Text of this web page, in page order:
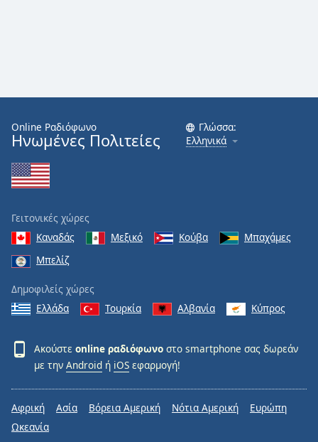
Online Ραδιόφωνο
Ηνωμένες Πολιτείες
Γλώσσα:
Ελληνικά
Γειτονικές χώρες
Καναδάς
Μεξικό Κούβα
Μπαχάμες
Μπελίζ
Δημοφιλείς χώρες
Ελλάδα
Τουρκία Αλβανία Κύπρος
Ακούστε online ραδιόφωνο στο smartphone σας δωρεάν
με την Android ή iOS εφαρμογή!
Αφρική Ασία Βόρεια Αμερική Νότια Αμερική
Ευρώπη
Ωκεανία